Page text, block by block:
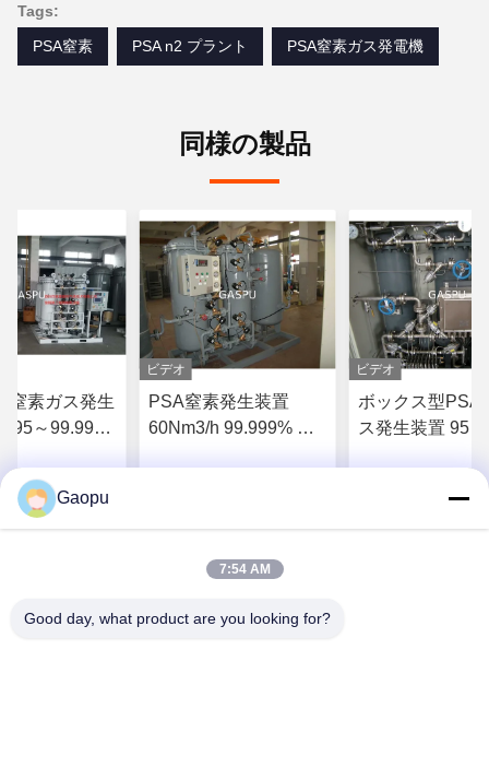
Tags:
PSA窒素
PSA n2 プラント PSA窒素ガス発電機
同様の製品
窒素ガス発生
95～99.99%
の 価格 を 入手
ビデオ
PSA窒素発生装置
60Nm3/h 99.999% 純
する
ビデオ
ボックス型PSA
ス発生装置 95～
最高 の 価
Gaopu
7:54 AM
Good day, what product are you looking for?